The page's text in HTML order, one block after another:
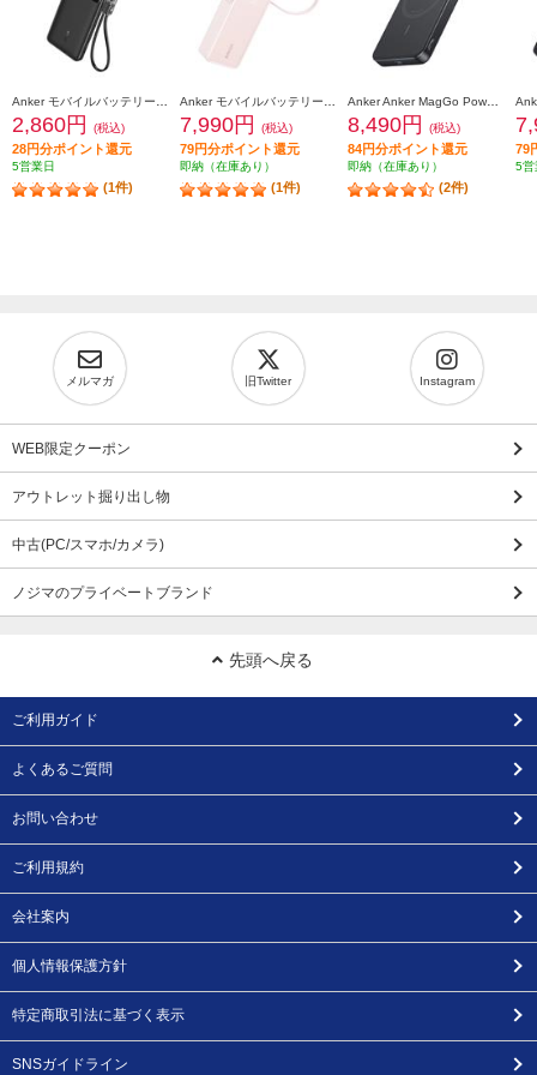
2,860円 (税込)
28円分ポイント還元
5営業日
(1件)
7,990円 (税込)
79円分ポイント還元
即納（在庫あり）
(1件)
8,490円 (税込)
84円分ポイント還元
即納（在庫あり）
(2件)
79
5営
メルマガ 旧Twitter Instagram
WEB限定クーポン
アウトレット掘り出し物
中古(PC/スマホ/カメラ)
ノジマのプライベートブランド
先頭へ戻る
ご利用ガイド
よくあるご質問
お問い合わせ
ご利用規約
会社案内
個人情報保護方針
特定商取引法に基づく表示
SNSガイドライン